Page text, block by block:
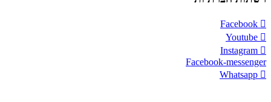
Facebook
Youtube
Instagram
Facebook-messenger
Whatsapp